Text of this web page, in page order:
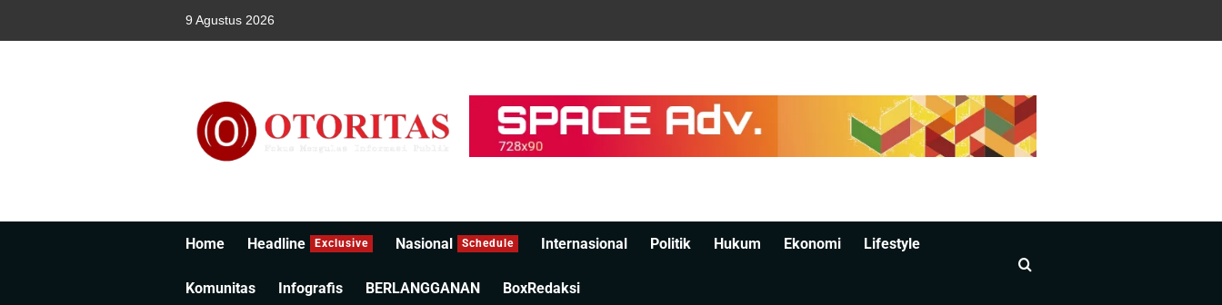
9 Agustus 2026
Home Headline Exclusive Nasional Schedule Internasional Politik Hukum Ekonomi Lifestyle
Komunitas Infografis BERLANGGANAN BoxRedaksi